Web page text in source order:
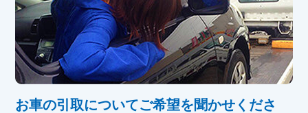
お車の引取についてご希望を聞かせくださ